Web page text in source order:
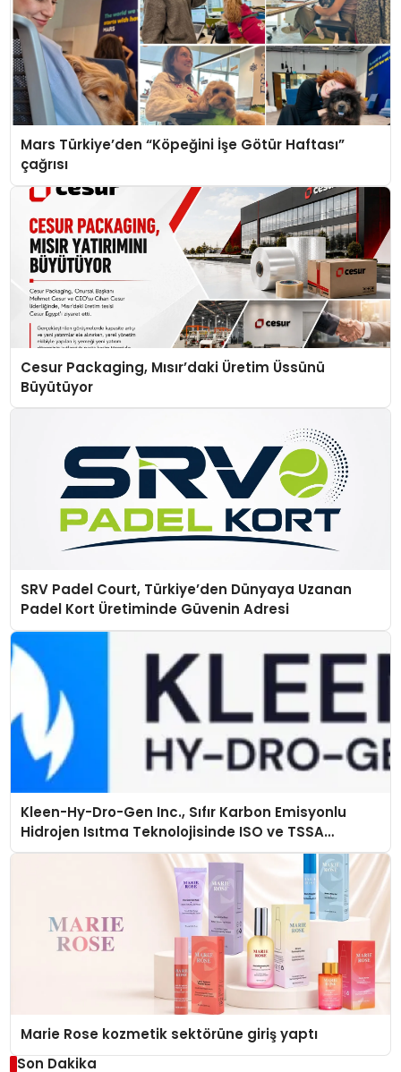
Mars Türkiye’den “Köpeğini İşe Götür Haftası”
çağrısı
Cesur Packaging, Mısır’daki Üretim Üssünü
Büyütüyor
SRV Padel Court, Türkiye’den Dünyaya Uzanan
Padel Kort Üretiminde Güvenin Adresi
Kleen-Hy-Dro-Gen Inc., Sıfır Karbon Emisyonlu
Hidrojen Isıtma Teknolojisinde ISO ve TSSA
Düzenleyici Onaylarını Aldı
Marie Rose kozmetik sektörüne giriş yaptı
Son Dakika